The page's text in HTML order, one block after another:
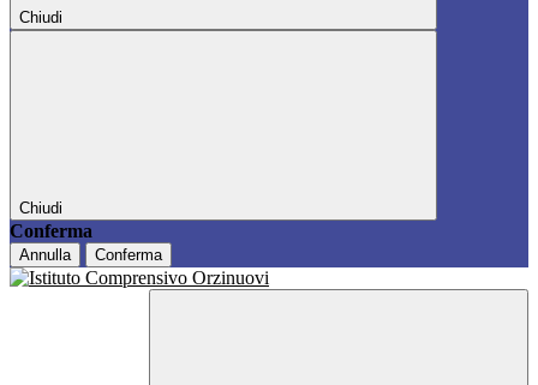
Chiudi
Chiudi
Conferma
Annulla Conferma